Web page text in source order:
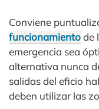
Conviene
funcionamientode
emergencia sea
alternativa nunca
salidas del eficio
deben utilizar las